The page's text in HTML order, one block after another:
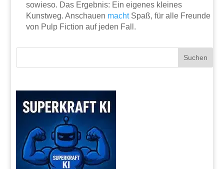
sowieso. Das Ergebnis: Ein eigenes kleines
Kunstweg. Anschauen machtSpaß, für alle Freunde
von Pulp Fiction auf jeden Fall.